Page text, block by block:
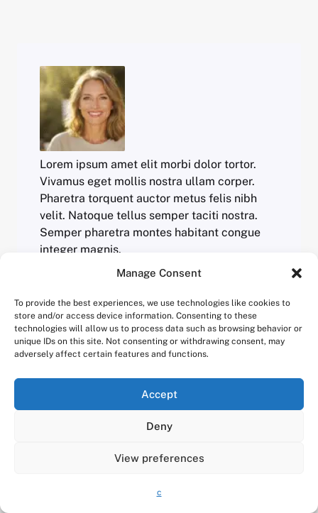
Manage Consent
To provide the best experiences, we use technologies like cookies to
store and/or access device information. Consenting to these
technologies will allow us to process data such as browsing behavior or
unique IDs on this site. Not consenting or withdrawing consent, may
adversely affect certain features and functions.
Accept
Deny
View preferences
c
Lorem ipsum amet elit morbi dolor tortor.
Vivamus eget mollis nostra ullam corper.
Pharetra torquent auctor metus felis nibh
velit. Natoque tellus semper taciti nostra.
Semper pharetra montes habitant congue
integer magnis.
Remèdes de grand-mère
pour soulager l’arthrose du